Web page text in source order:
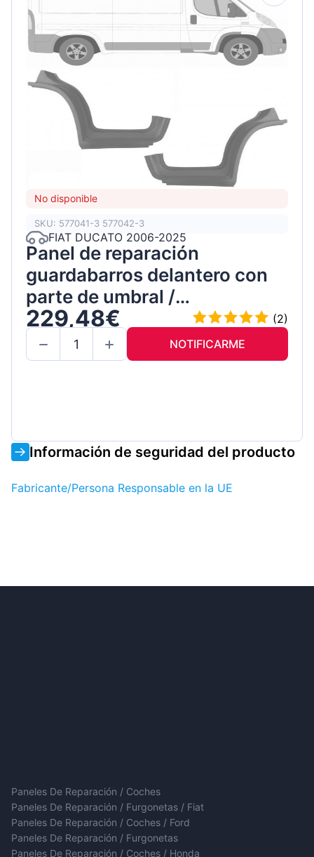
No disponible
SKU: 577041-3 577042-3
FIAT DUCATO 2006-2025
Panel de reparación
guardabarros delantero con
parte de umbral /
Izquierda+Derecha /
Conjunto
229,48€
(2)
NOTIFICARME
Información de seguridad del producto
Fabricante/Persona Responsable en la UE
Paneles De Reparación / Coches
Paneles De Reparación / Furgonetas / Fiat
Paneles De Reparación / Coches / Ford
Paneles De Reparación / Furgonetas
Paneles De Reparación / Coches / Honda